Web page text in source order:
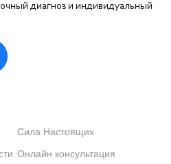
диагноз и индивидуальный
Сила Настоящих
Онлайн консультация